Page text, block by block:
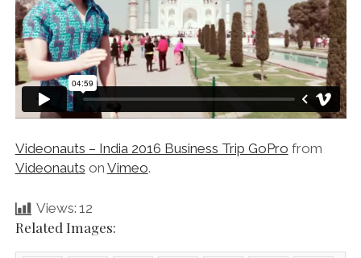
Videonauts – India 2016 Business Trip GoPro from
Videonauts on Vimeo.
Views: 12
Related Images: